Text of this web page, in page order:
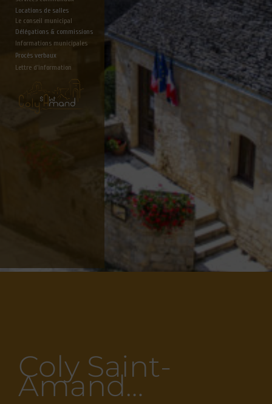
Locations de salles
Le conseil municipal
Délégations & commissions
Informations municipales
Lettre d'information
Procès verbaux
Coly Saint-
Amand…